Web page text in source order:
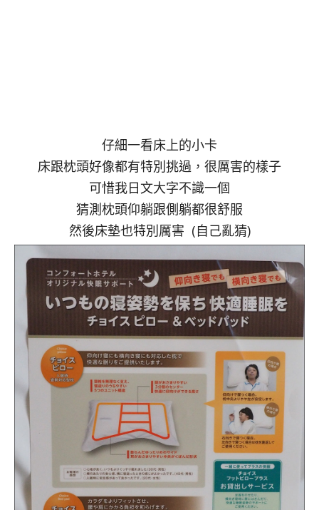
仔細一看床上的小卡
床跟枕頭好像都有特別挑過，很厲害的樣子
可惜我日文大字不識一個
猜測枕頭仰躺跟側躺都很舒服
然後床墊也特別厲害 (自己亂猜)